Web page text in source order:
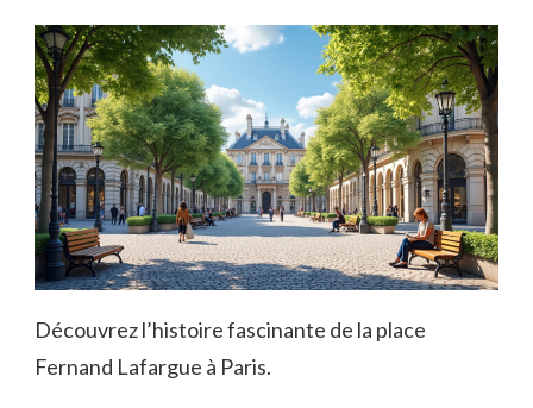
Découvrez l’histoire fascinante de la place
Fernand Lafargue à Paris.